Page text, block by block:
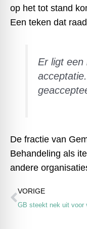
op het tot stand
Een teken dat
Er ligt een
De fractie van
Behandeling als
andere
Vorige
VORIGE
GB steekt nek uit voor